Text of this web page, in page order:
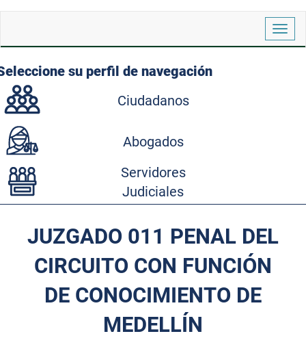
su perfil de navegación
Ciudadanos
Abogados
Servidores
Judiciales
JUZGADO 011 PENAL DEL
CIRCUITO CON FUNCIÓN
DE CONOCIMIENTO DE
MEDELLÍN